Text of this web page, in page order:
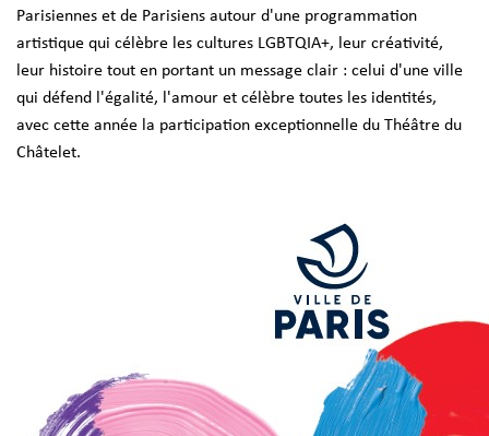
Parisiennes et de Parisiens autour d'une programmation
artistique qui célèbre les cultures LGBTQIA+, leur créativité,
leur histoire tout en portant un message clair : celui d'une ville
qui défend l'égalité, l'amour et célèbre toutes les identités,
avec cette année la participation exceptionnelle du Théâtre du
Châtelet.